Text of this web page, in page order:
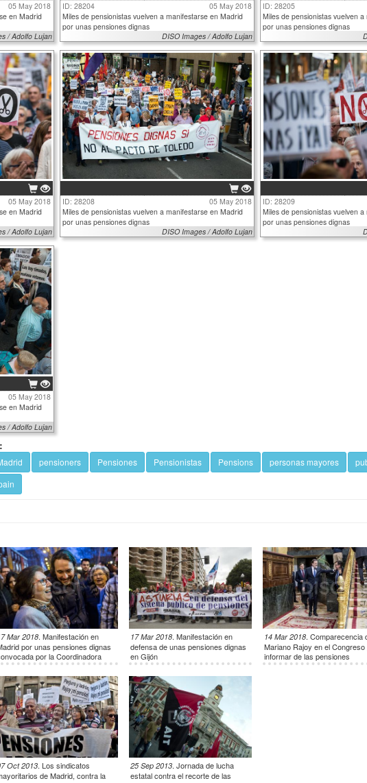
05 May 2018
en Madrid
/ Adolfo Lujan
ID: 28204
05 May 2018
Miles de pensionistas vuelven a manifestarse en Madrid
por unas pensiones dignas
DISO Images / Adolfo Lujan
ID: 28205
Miles de pensionistas vuelven
por unas pensiones dignas
05 May 2018
en Madrid
/ Adolfo Lujan
ID: 28208
05 May 2018
Miles de pensionistas vuelven a manifestarse en Madrid
por unas pensiones dignas
DISO Images / Adolfo Lujan
ID: 28209
Miles de pensionistas vuelven
por unas pensiones dignas
05 May 2018
en Madrid
/ Adolfo Lujan
pensioners Pensiones Pensionistas Pensions personas mayores
Mar 2018. Manifestación en
por unas pensiones dignas
por la Coordinadora
por la defensa del sistema
de pensiones
17 Mar 2018. Manifestación en
defensa de unas pensiones dignas
en Gijón
14 Mar 2018. Comparecencia
Mariano Rajoy en el Congreso
informar de las pensiones
Oct 2013. Los sindicatos
de Madrid, contra la
25 Sep 2013. Jornada de lucha
estatal contra el recorte de las